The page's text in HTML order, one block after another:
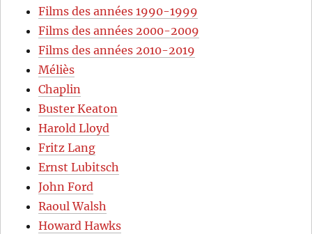
Films des années 1990-1999
Films des années 2000-2009
Films des années 2010-2019
Méliès
Chaplin
Buster Keaton
Harold Lloyd
Fritz Lang
Ernst Lubitsch
John Ford
Raoul Walsh
Howard Hawks